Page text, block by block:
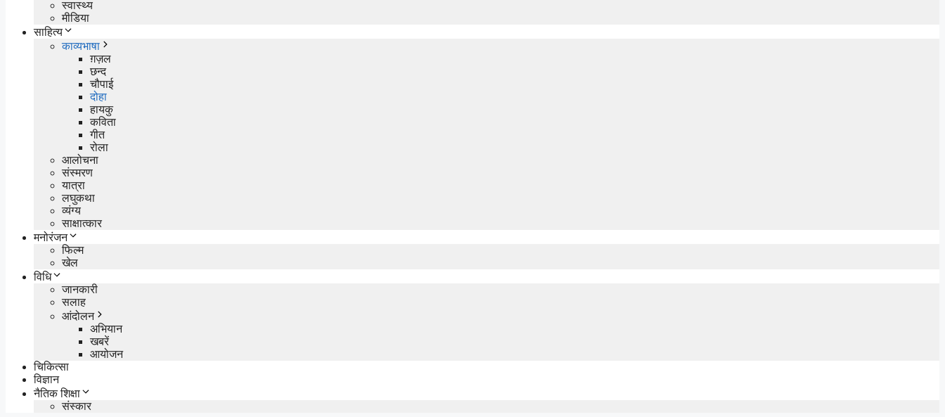
स्वास्थ्य
मीडिया
साहित्य
काव्यभाषा
ग़ज़ल
छन्द
चौपाई
दोहा
हायकु
कविता
गीत
रोला
आलोचना
संस्मरण
यात्रा
लघुकथा
व्यंग्य
साक्षात्कार
मनोरंजन
फिल्म
खेल
विधि
जानकारी
सलाह
आंदोलन
अभियान
खबरें
आयोजन
चिकित्सा
विज्ञान
नैतिक शिक्षा
संस्कार